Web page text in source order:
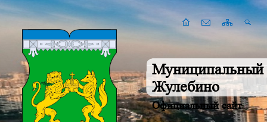
Муниципальный
Жулебино
Официальный сайт